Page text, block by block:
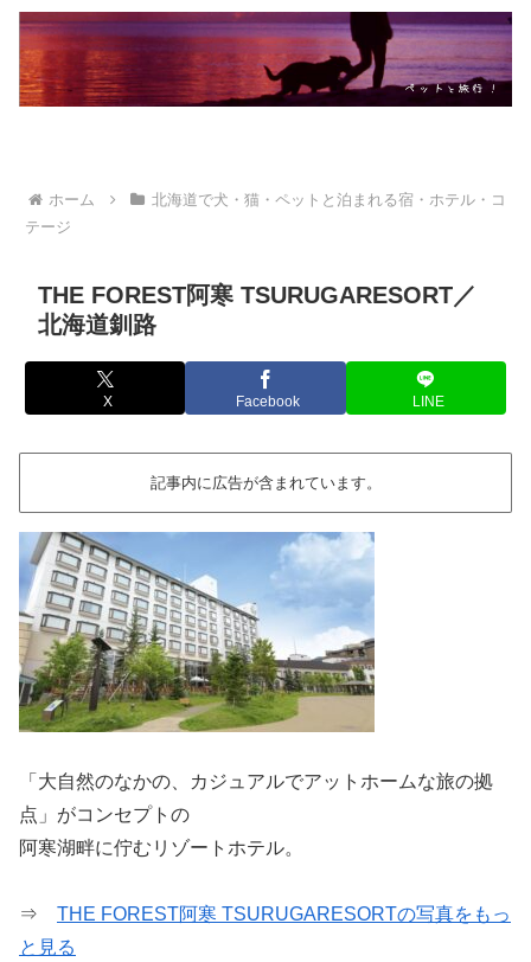
ホーム
北海道で犬・猫・ペットと泊まれる宿・ホテル・コ
テージ
THE FOREST阿寒 TSURUGARESORT／
北海道釧路
X Facebook LINE
記事内に広告が含まれています。
「大自然のなかの、カジュアルでアットホームな旅の拠
点」がコンセプトの
阿寒湖畔に佇むリゾートホテル。
⇒ THE FOREST阿寒 TSURUGARESORTの写真をもっ
と見る